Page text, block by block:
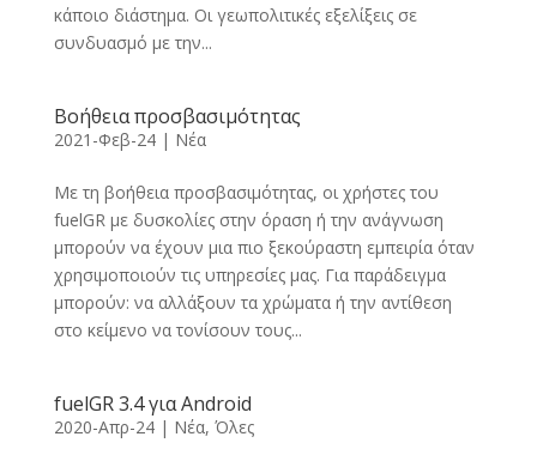
κάποιο διάστημα. Οι γεωπολιτικές εξελίξεις σε
συνδυασμό με την...
Βοήθεια προσβασιμότητας
2021-Φεβ-24| Νέα
Με τη βοήθεια προσβασιμότητας, οι χρήστες του
fuelGR με δυσκολίες στην όραση ή την ανάγνωση
μπορούν να έχουν μια πιο ξεκούραστη εμπειρία όταν
χρησιμοποιούν τις υπηρεσίες μας. Για παράδειγμα
μπορούν: να αλλάξουν τα χρώματα ή την αντίθεση
στο κείμενο να τονίσουν τους...
fuelGR 3.4 για Android
2020-Απρ-24| Νέα, Όλες